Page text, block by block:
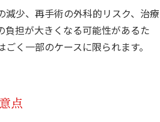
減少、再手術の外科的リスク、治療
負担が大きくなる可能性があるた
く一部のケースに限られます。
点